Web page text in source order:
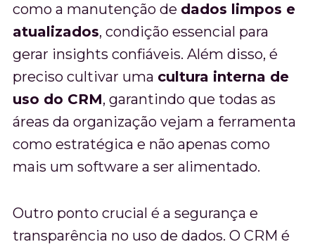
como a manutenção de dados limpos e
atualizados, condição essencial para
gerar insights confiáveis. Além disso, é
preciso cultivar uma cultura interna de
uso do CRM, garantindo que todas as
áreas da organização vejam a ferramenta
como estratégica e não apenas como
mais um software a ser alimentado.
Outro ponto crucial é a segurança e
transparência no uso de dados. O CRM é